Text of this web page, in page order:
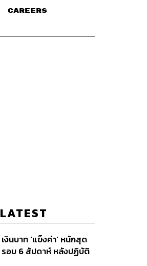
CAREERS
LATEST
เงินบาท ‘แข็งค่า’ หนักสุด
รอบ 6 สัปดาห์ หลังปฏิบัติ